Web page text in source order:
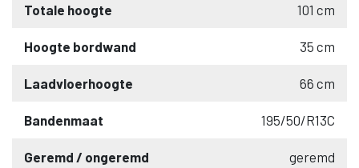
Totale hoogte 101 cm
Hoogte bordwand 35 cm
Laadvloerhoogte 66 cm
Bandenmaat 195/50/R13C
Geremd / ongeremd geremd